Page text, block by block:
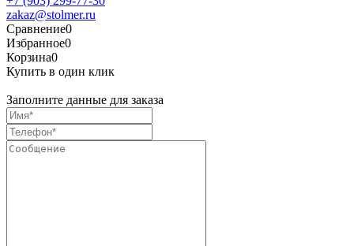
zakaz@stolmer.ru
Сравнение0
Избранное0
Корзина0
Купить в один клик
Заполните данные для заказа